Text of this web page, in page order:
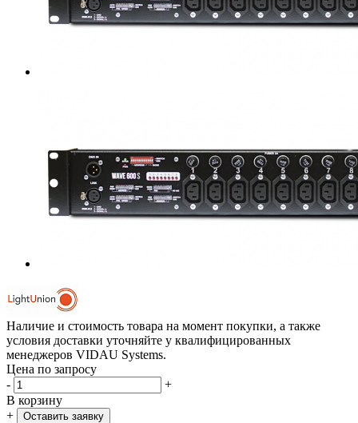
Наличие и стоимость товара на момент покупки, а также
условия доставки уточняйте у квалифицированных
менеджеров VIDAU Systems.
Цена по запросу
-
+
В корзину
+
Оставить заявку